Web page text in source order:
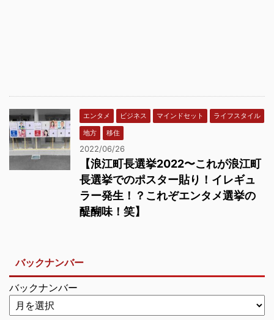
エンタメ ビジネス マインドセット
ライフスタイル
地方
移住
2022/06/26
【浪江町長選挙2022〜これが浪江町
長選挙でのポスター貼り！イレギュ
ラー発生！？これぞエンタメ選挙の
醍醐味！笑】
バックナンバー
バックナンバー